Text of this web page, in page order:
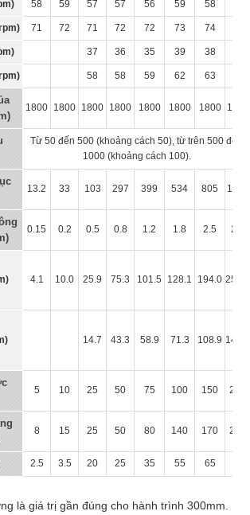
58 59 57 57 56 59 58
71 72 71 72 72 73 74
37 36 35 39 38
58 58 59 62 63
1800 1800 1800 1800 1800 1800 1800 1800
Từ 50 đến 500 (khoảng cách 50), từ trên 500 đến
1000 (khoảng cách 100).
13.2 33 103 297 399 534 805 1086
0.15 0.2 0.5 0.8 1.2 1.8 2.5 2.5
4.1 10.0 25.9 75.3 101.5 128.1 194.0 257.8
14.7 43.3 58.9 71.3 108.9 144.3
5 10 25 50 75 100 150 200
8 15 25 50 80 140 170 250
2.5 3.5 20 25 35 55 65
là giá trị gần đúng cho hành trình 300mm.